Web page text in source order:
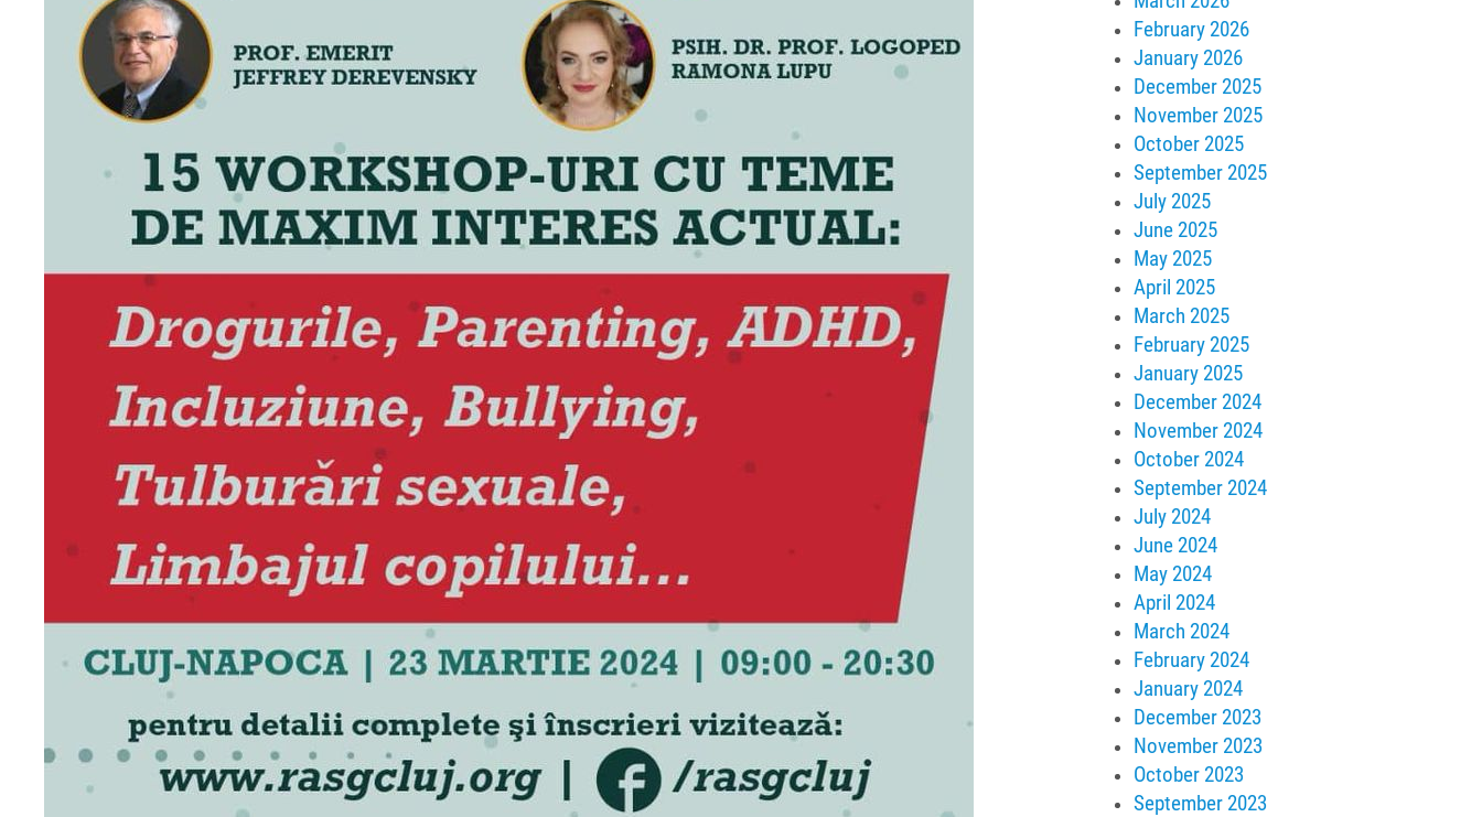
February 2026
January 2026
December 2025
November 2025
October 2025
September 2025
July 2025
June 2025
May 2025
April 2025
March 2025
February 2025
January 2025
December 2024
November 2024
October 2024
September 2024
July 2024
June 2024
May 2024
April 2024
March 2024
February 2024
January 2024
December 2023
November 2023
October 2023
September 2023